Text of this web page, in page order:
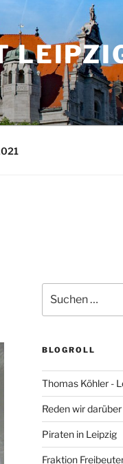
nach:
BLOGROLL
Thomas Köhler -
Reden wir darüber
Piraten in Leipzig
Fraktion